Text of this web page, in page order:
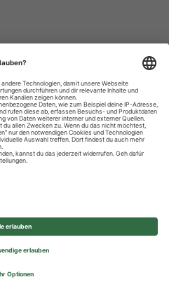
Einstellungen
- All rights reserved